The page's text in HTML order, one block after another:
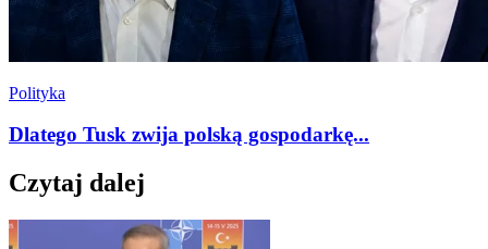
Polityka
Dlatego Tusk zwija polską gospodarkę...
Czytaj dalej